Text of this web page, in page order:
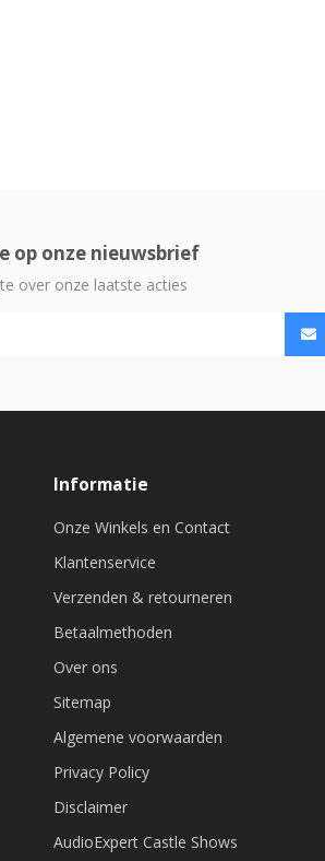
op onze nieuwsbrief
over onze laatste acties
Informatie
Onze Winkels en Contact
Klantenservice
Verzenden & retourneren
Betaalmethoden
Over ons
Sitemap
Algemene voorwaarden
Privacy Policy
Disclaimer
AudioExpert Castle Shows